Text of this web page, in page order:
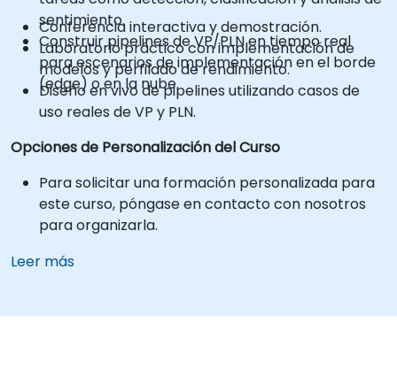
sentimiento.
Construir pipelines de VP/PLN en tiempo real
para escenarios de implementación en el borde
(edge) o en la nube.
Conferencia interactiva y demostración.
Laboratorio práctico con implementación de
modelos y perfilado de rendimiento.
Diseño en vivo de pipelines utilizando casos de
uso reales de VP y PLN.
Opciones de Personalización del Curso
Para solicitar una formación personalizada para
este curso, póngase en contacto con nosotros
para organizarla.
Leer más